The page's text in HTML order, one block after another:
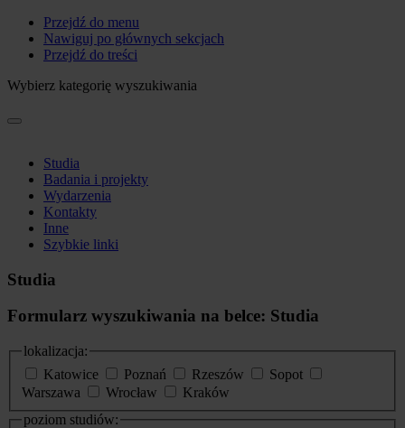
Przejdź do menu
Nawiguj po głównych sekcjach
Przejdź do treści
Wybierz kategorię wyszukiwania
Studia
Badania i projekty
Wydarzenia
Kontakty
Inne
Szybkie linki
Studia
Formularz wyszukiwania na belce: Studia
lokalizacja:
Katowice
Poznań Rzeszów
Sopot
Warszawa
Wrocław
Kraków
poziom studiów: